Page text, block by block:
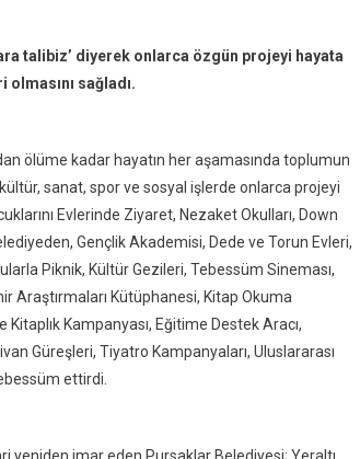
talibiz’ diyerek onlarca özgün projeyi hayata
sağladı.
ölüme kadar hayatın her aşamasında toplumun
sanat, spor ve sosyal işlerde onlarca projeyi
Evlerinde Ziyaret, Nezaket Okulları, Down
Gençlik Akademisi, Dede ve Torun Evleri,
Piknik, Kültür Gezileri, Tebessüm Sineması,
Araştırmaları Kütüphanesi, Kitap Okuma
Kampanyası, Eğitime Destek Aracı,
Güreşleri, Tiyatro Kampanyaları, Uluslararası
ettirdi.